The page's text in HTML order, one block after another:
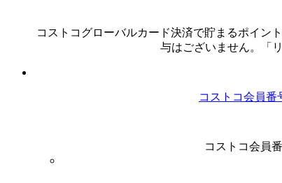
コストコグローバルカード決済で貯まるポイン
与はございません。「
コストコ会員番
コストコ会員